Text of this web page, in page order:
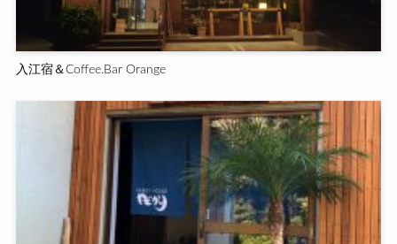
入江宿＆Coffee.Bar Orange